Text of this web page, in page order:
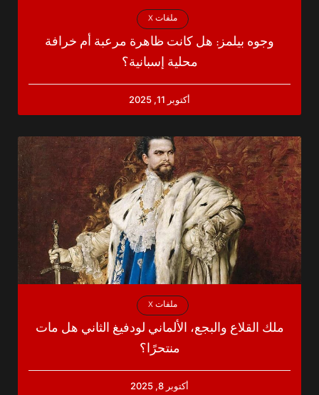
ملفات X
وجوه بيلمز: هل كانت ظاهرة مرعبة أم خرافة
محلية إسبانية؟
أكتوبر 11, 2025
ملفات X
ملك القلاع والبجع، الألماني لودفيغ الثاني هل مات
منتحرًا؟
أكتوبر 8, 2025